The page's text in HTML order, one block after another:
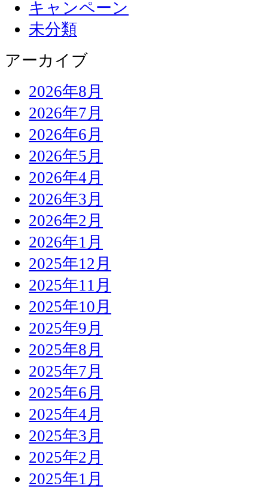
キャンペーン
未分類
アーカイブ
2026年8月
2026年7月
2026年6月
2026年5月
2026年4月
2026年3月
2026年2月
2026年1月
2025年12月
2025年11月
2025年10月
2025年9月
2025年8月
2025年7月
2025年6月
2025年4月
2025年3月
2025年2月
2025年1月